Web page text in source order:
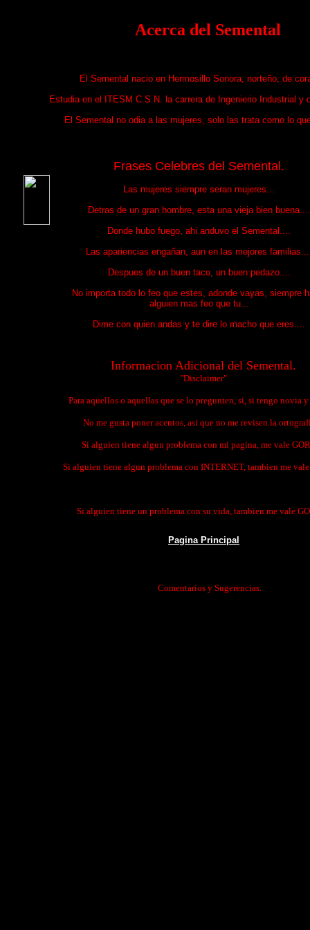
Acerca del Semental
El Semental nacio en Hermosillo Sonora, norteño, de
Estudia en el ITESM C.S.N. la carrera de Ingenierio Industrial y
El Semental no odia a las mujeres, solo las trata como lo
Frases Celebres del Semental.
Las mujeres siempre seran mujeres...
Detras de un gran hombre, esta una vieja bien buena....
Donde hubo fuego, ahi anduvo el Semental....
Las apariencias engañan, aun en las mejores
Despues de un buen taco, un buen pedazo....
No importa todo lo feo que estes, adonde vayas, siempre
alguien mas feo que tu...
Dime con quien andas y te dire lo macho que eres....
Informacion Adicional del Semental.
"Disclaimer"
Para aquellos o aquellas que se lo pregunten, si, si tengo novia y
No me gusta poner acentos, asi que no me revisen la
Si alguien tiene algun problema con mi pagina, me vale
Si alguien tiene algun problema con INTERNET, tambien me
Si alguien tiene un problema con su vida, tambien me vale
Pagina Principal
Comentarios y Sugerencias.